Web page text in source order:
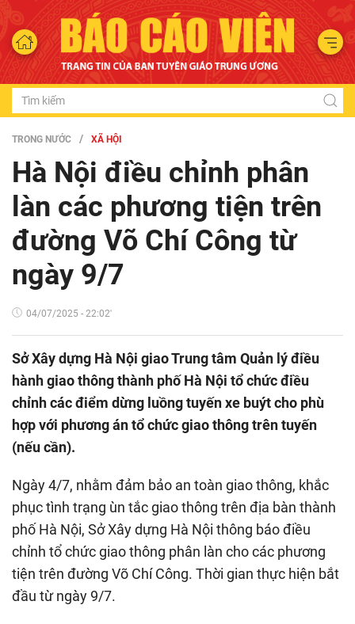
TRONG NƯỚC XÃ HỘI
Hà Nội điều chỉnh phân
làn các phương tiện trên
đường Võ Chí Công từ
ngày 9/7
04/07/2025 - 22:02'
Sở Xây dựng Hà Nội giao Trung tâm Quản lý điều
hành giao thông thành phố Hà Nội tổ chức điều
chỉnh các điểm dừng luồng tuyến xe buýt cho phù
hợp với phương án tổ chức giao thông trên tuyến
(nếu cần).
Ngày 4/7, nhằm đảm bảo an toàn giao thông, khắc
phục tình trạng ùn tắc giao thông trên địa bàn thành
phố Hà Nội, Sở Xây dựng Hà Nội thông báo điều
chỉnh tổ chức giao thông phân làn cho các phương
tiện trên đường Võ Chí Công. Thời gian thực hiện bắt
đầu từ ngày 9/7.